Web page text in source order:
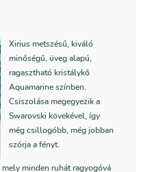
Xirius metszésű, kiváló
minőségű, üveg alapú,
ragasztható kristálykő
Aquamarine színben.
Csiszolása megegyezik a
Swarovski kövekével, így
még csillogóbb, még jobban
szórja a fényt.
minden ruhát ragyogóvá